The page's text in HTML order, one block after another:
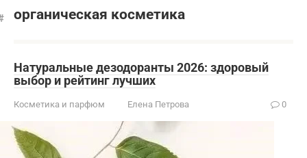
органическая косметика
Натуральные дезодоранты 2026: здоровый
выбор и рейтинг лучших
Косметика и парфюм Елена Петрова 0